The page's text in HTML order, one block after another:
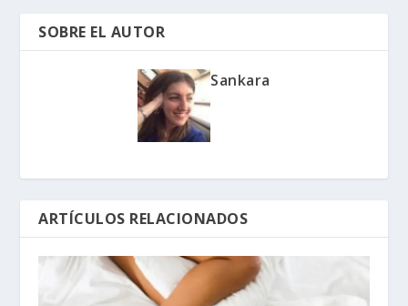
SOBRE EL AUTOR
Sankara
ARTÍCULOS RELACIONADOS